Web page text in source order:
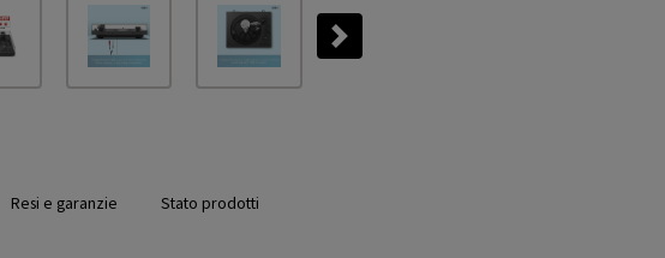
Next
Resi e garanzie Stato prodotti